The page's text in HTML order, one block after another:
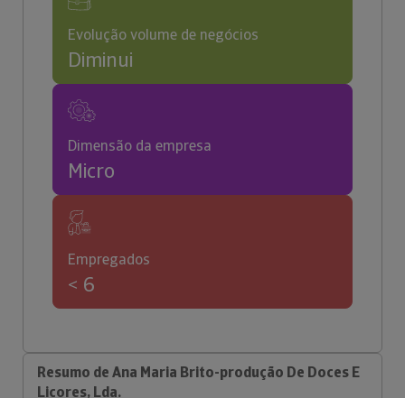
Evolução volume de negócios
Diminui
Dimensão da empresa
Micro
Empregados
< 6
Resumo de Ana Maria Brito-produção De Doces E
Licores, Lda.